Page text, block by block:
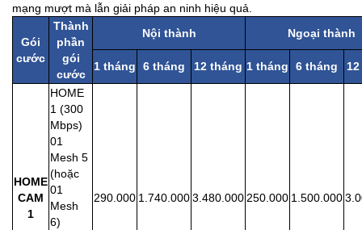
mạng mượt mà lẫn giải pháp an ninh hiệu quả.
Gói
cước
Thành
phần
gói
cước
Nội thành Ngoại thành
1 tháng 6 tháng 12 tháng 1 tháng 6 tháng
HOME
CAM
1
HOME
1 (300
Mbps)
01
Mesh 5
(hoặc
01
Mesh
6)
290.000 1.740.0003.480.000250.000 1.500.000